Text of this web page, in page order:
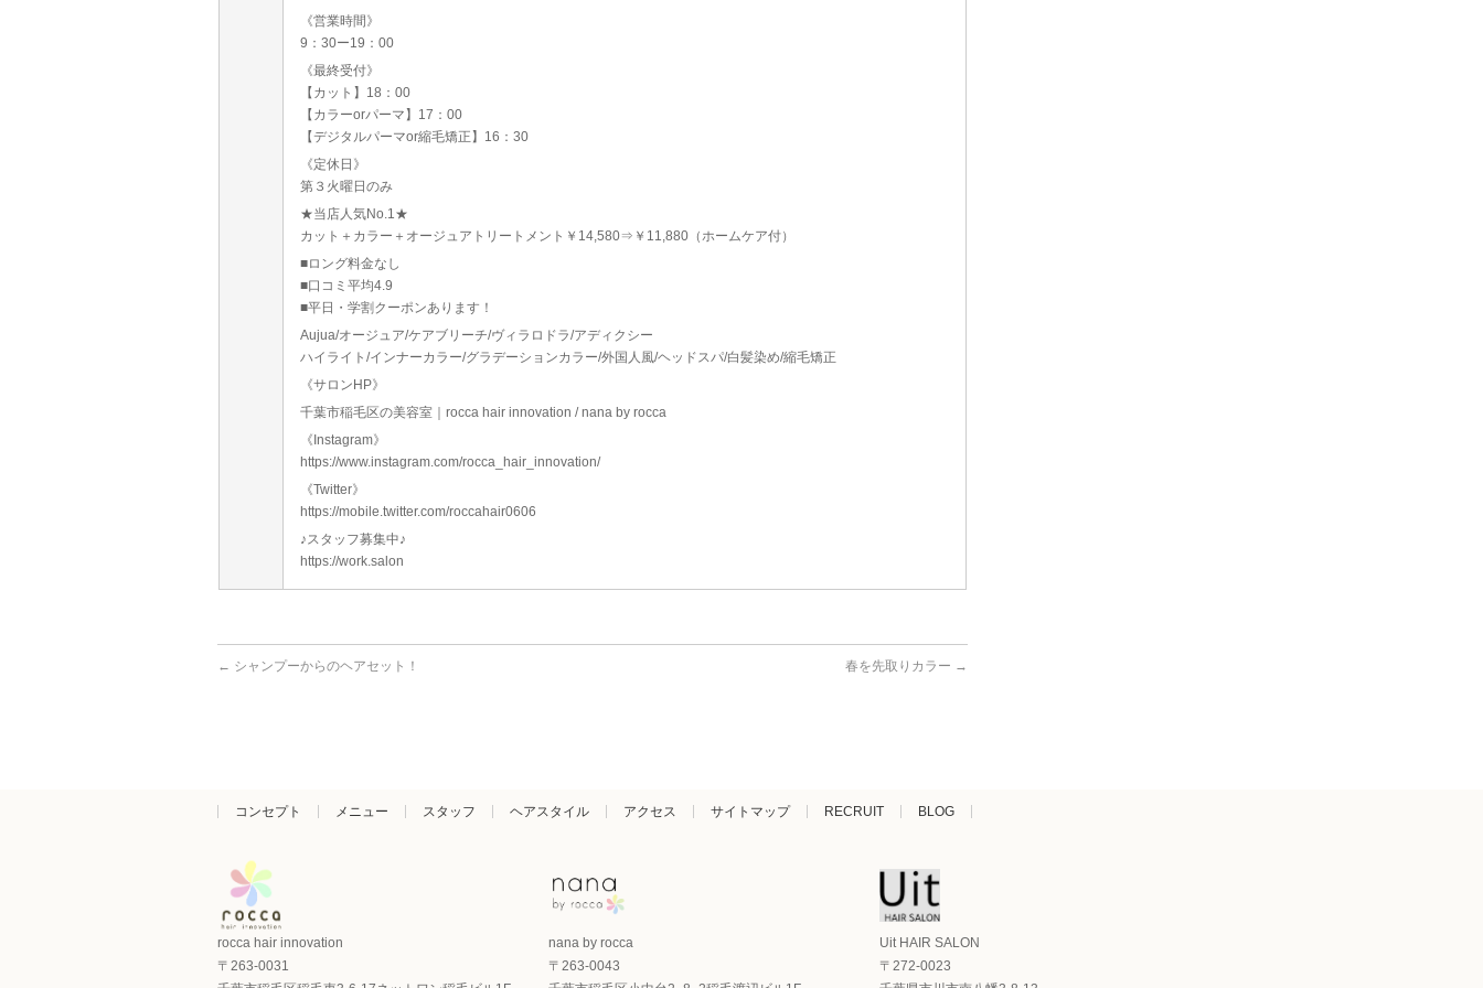
《営業時間》
9：30ー19：00
《最終受付》
【カット】18：00
【カラーorパーマ】17：00
【デジタルパーマor縮毛矯正】16：30
《定休日》
第３火曜日のみ
★当店人気No.1★
カット＋カラー＋オージュアトリートメント￥14,580⇒￥11,880（ホームケア付）
■ロング料金なし
■口コミ平均4.9
■平日・学割クーポンあります！
Aujua/オージュア/ケアブリーチ/ヴィラロドラ/アディクシー
ハイライト/インナーカラー/グラデーションカラー/外国人風/ヘッドスパ/白髪染め/縮毛矯正
《サロンHP》
千葉市稲毛区の美容室｜rocca hair innovation / nana by rocca
《Instagram》
https://www.instagram.com/rocca_hair_innovation/
《Twitter》
https://mobile.twitter.com/roccahair0606
♪スタッフ募集中♪
https://work.salon
← シャンプーからのヘアセット！ 春を先取りカラー →
コンセプト メニュー スタッフ ヘアスタイル アクセス サイトマップ RECRUIT BLOG
rocca hair innovation
〒263-0031
nana by rocca
〒263-0043
Uit HAIR SALON
〒272-0023